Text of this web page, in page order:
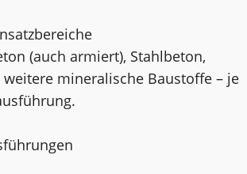
(auch armiert), Stahlbeton,
mineralische Baustoffe – je